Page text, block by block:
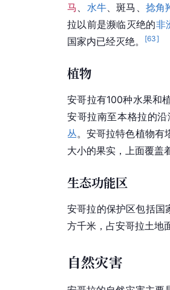
马
水牛 、斑马
捻角
拉以前是濒临灭绝的非
国家内已经灭绝。
[63]
植物
安哥拉有100种水果和
安哥拉南至本格拉的
丛。安哥拉特色植物有
大小的果实，上面覆盖
生态功能区
安哥拉的保护区包括国
方千米，占安哥拉土地
自然灾害